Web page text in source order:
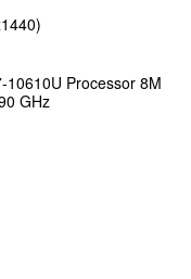
Processor 8M
GHz